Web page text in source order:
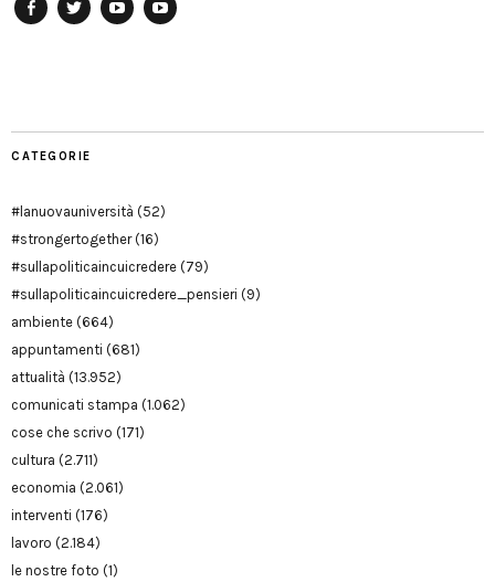
CATEGORIE
#lanuovauniversità (52)
#strongertogether(16)
#sullapoliticaincuicredere (79)
#sullapoliticaincuicredere_pensieri (9)
ambiente (664)
appuntamenti (681)
attualità (13.952)
comunicati stampa (1.062)
cose che scrivo (171)
cultura (2.711)
economia (2.061)
interventi (176)
lavoro (2.184)
le nostre foto (1)